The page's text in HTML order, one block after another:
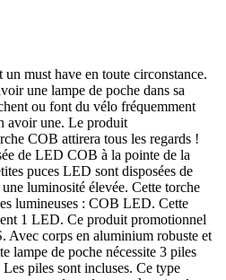
un must have en toute circonstance.
une lampe de poche dans sa
ou font du vélo fréquemment
avoir une. Le produit
COB attirera tous les regards !
de LED COB à la pointe de la
puces LED sont disposées de
luminosité élevée. Cette torche
lumineuses : COB LED. Cette
1 LED. Ce produit promotionnel
Avec corps en aluminium robuste et
lampe de poche nécessite 3 piles
piles sont incluses. Ce type